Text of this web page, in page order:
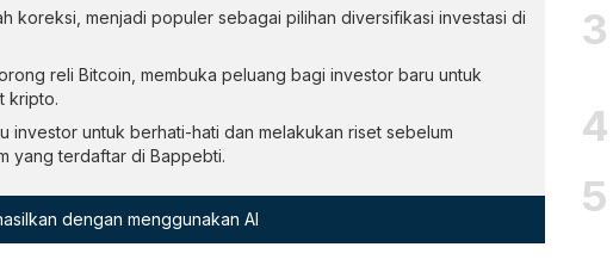
koreksi, menjadi populer sebagai pilihan diversifikasi investasi di
reli Bitcoin, membuka peluang bagi investor baru untuk
kripto.
investor untuk berhati-hati dan melakukan riset sebelum
yang terdaftar di Bappebti.
dengan menggunakan AI